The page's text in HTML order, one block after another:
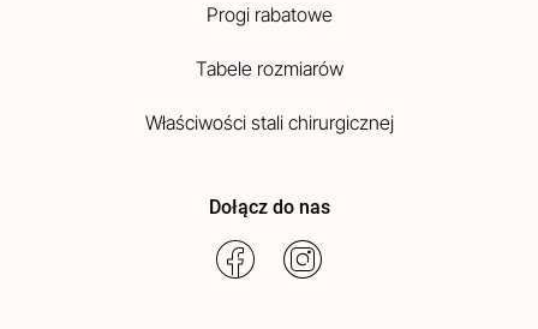
Progi rabatowe
Tabele rozmiarów
Właściwości stali chirurgicznej
Dołącz do nas